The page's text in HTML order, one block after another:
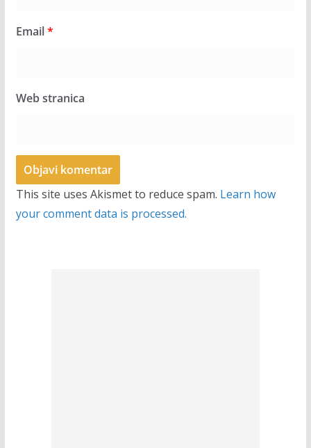
Email*
Web stranica
This site uses Akismet to reduce spam. Learn how
your comment data is processed.